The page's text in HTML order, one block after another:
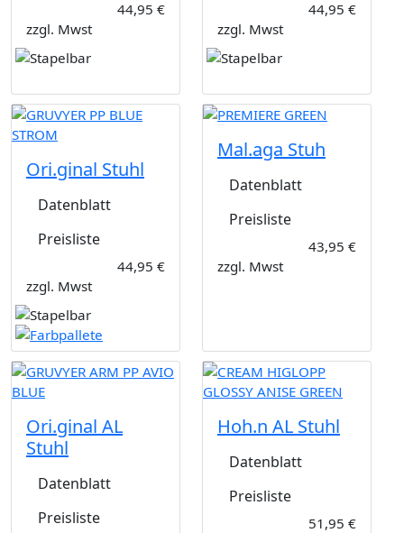
44,95 €
zzgl. Mwst
44,95 €
zzgl. Mwst
Ori.ginal Stuhl
Datenblatt
Preisliste
44,95 €
zzgl. Mwst
Mal.aga Stuh
Datenblatt
Preisliste
43,95 €
zzgl. Mwst
Ori.ginal AL
Stuhl
Datenblatt
Preisliste
Hoh.n AL Stuhl
Datenblatt
Preisliste
51,95 €